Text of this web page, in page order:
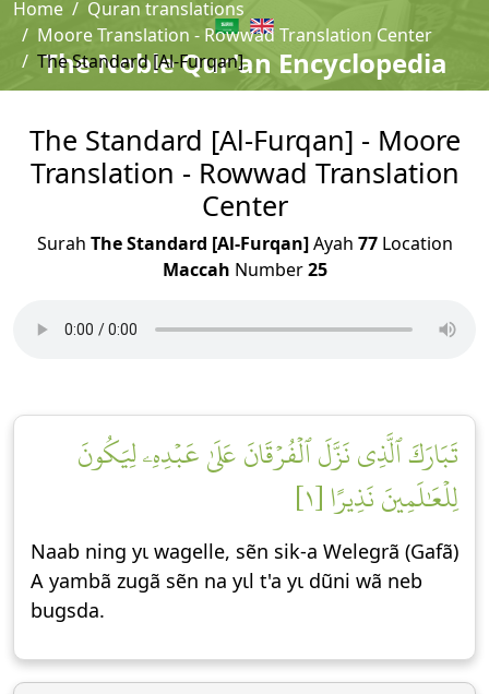
The Noble Qur'an Encyclopedia
Home
Quran translations
Moore Translation - Rowwad Translation Center
The Standard [Al-Furqan]
The Standard [Al-Furqan] - Moore
Translation - Rowwad Translation
Center
Surah The Standard [Al-Furqan]Ayah 77Location
Maccah Number25
تَبَارَكَ ٱلَّذِي نَزَّلَ ٱلۡفُرۡقَانَ عَلَىٰ عَبۡدِهِۦ لِيَكُونَ
لِلۡعَٰلَمِينَ نَذِيرًا [١]
Naab ning yɩ wagelle, sẽn sik-a Welegrã (Gafã)
A yambã zugã sẽn na yɩl t'a yɩ dũni wã neb
bugsda.